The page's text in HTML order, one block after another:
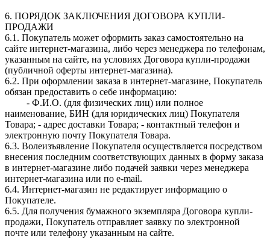
6. ПОРЯДОК ЗАКЛЮЧЕНИЯ ДОГОВОРА КУПЛИ-
ПРОДАЖИ
6.1. Покупатель может оформить заказ самостоятельно на
сайте интернет-магазина, либо через менеджера по телефонам,
указанным на сайте, на условиях Договора купли-продажи
(публичной оферты интернет-магазина).
6.2. При оформлении заказа в интернет-магазине, Покупатель
обязан предоставить о себе информацию:
- Ф.И.О. (для физических лиц) или полное
наименование, БИН (для юридических лиц) Покупателя
Товара; - адрес доставки Товара; - контактный телефон и
электронную почту Покупателя Товара.
6.3. Волеизъявление Покупателя осуществляется посредством
внесения последним соответствующих данных в форму заказа
в интернет-магазине либо подачей заявки через менеджера
интернет-магазина или по e-mail.
6.4. Интернет-магазин не редактирует информацию о
Покупателе.
6.5. Для получения бумажного экземпляра Договора купли-
продажи, Покупатель отправляет заявку по электронной
почте или телефону указанным на сайте.